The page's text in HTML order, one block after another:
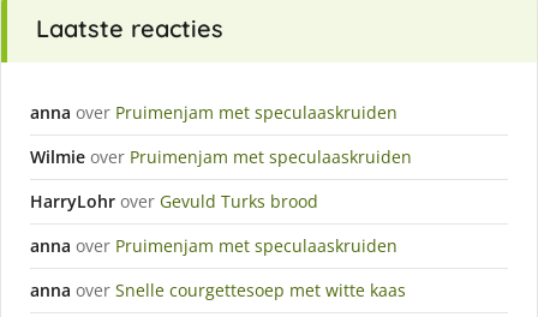
Laatste reacties
anna over Pruimenjam met speculaaskruiden
Wilmie over Pruimenjam met speculaaskruiden
HarryLohr over Gevuld Turks brood
anna over Pruimenjam met speculaaskruiden
anna over Snelle courgettesoep met witte kaas